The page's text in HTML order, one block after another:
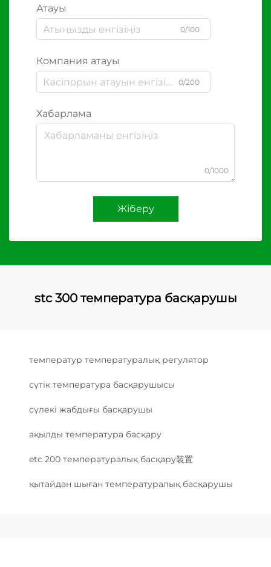
Атауы
0/100
Компания атауы
0/200
Хабарлама
0/1000
Жіберу
stc 300 температура басқарушы
температур температуралық регулятор
сүтік температура басқарушысы
сүлекі жабдығы басқарушы
ақылды температура басқару
etc 200 температуралық басқару装置
қытайдан шыған температуралық басқарушы